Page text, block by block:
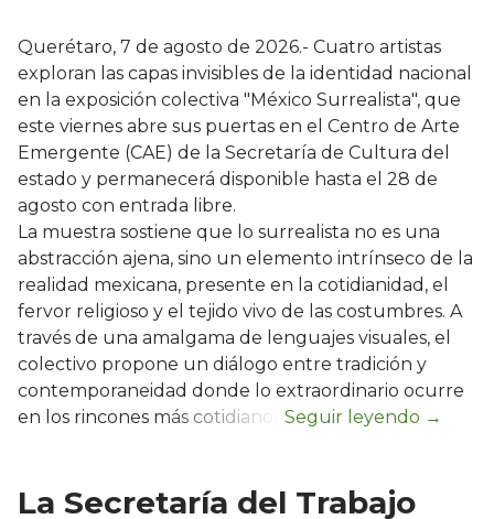
Querétaro, 7 de agosto de 2026.- Cuatro artistas
exploran las capas invisibles de la identidad nacional
en la exposición colectiva "México Surrealista", que
este viernes abre sus puertas en el Centro de Arte
Emergente (CAE) de la Secretaría de Cultura del
estado y permanecerá disponible hasta el 28 de
agosto con entrada libre.
La muestra sostiene que lo surrealista no es una
abstracción ajena, sino un elemento intrínseco de la
realidad mexicana, presente en la cotidianidad, el
fervor religioso y el tejido vivo de las costumbres. A
través de una amalgama de lenguajes visuales, el
colectivo propone un diálogo entre tradición y
contemporaneidad donde lo extraordinario ocurre
en los rincones más cotidianos.
La Secretaría del Trabajo